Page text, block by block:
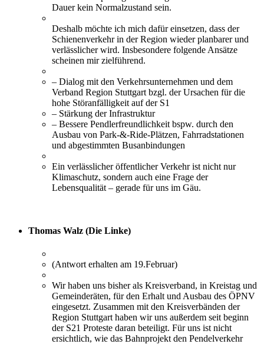
Dauer kein Normalzustand sein.
Deshalb möchte ich mich dafür einsetzen, dass der
Schienenverkehr in der Region wieder planbarer und
verlässlicher wird. Insbesondere folgende Ansätze
scheinen mir zielführend.
– Dialog mit den Verkehrsunternehmen und dem
Verband Region Stuttgart bzgl. der Ursachen für die
hohe Störanfälligkeit auf der S1
– Stärkung der Infrastruktur
– Bessere Pendlerfreundlichkeit bspw. durch den
Ausbau von Park-&-Ride-Plätzen, Fahrradstationen
und abgestimmten Busanbindungen
Ein verlässlicher öffentlicher Verkehr ist nicht nur
Klimaschutz, sondern auch eine Frage der
Lebensqualität – gerade für uns im Gäu.
Thomas Walz (Die Linke)
(Antwort erhalten am 19.Februar)
Wir haben uns bisher als Kreisverband, in Kreistag und
Gemeinderäten, für den Erhalt und Ausbau des ÖPNV
eingesetzt. Zusammen mit den Kreisverbänden der
Region Stuttgart haben wir uns außerdem seit beginn
der S21 Proteste daran beteiligt. Für uns ist nicht
ersichtlich, wie das Bahnprojekt den Pendelverkehr